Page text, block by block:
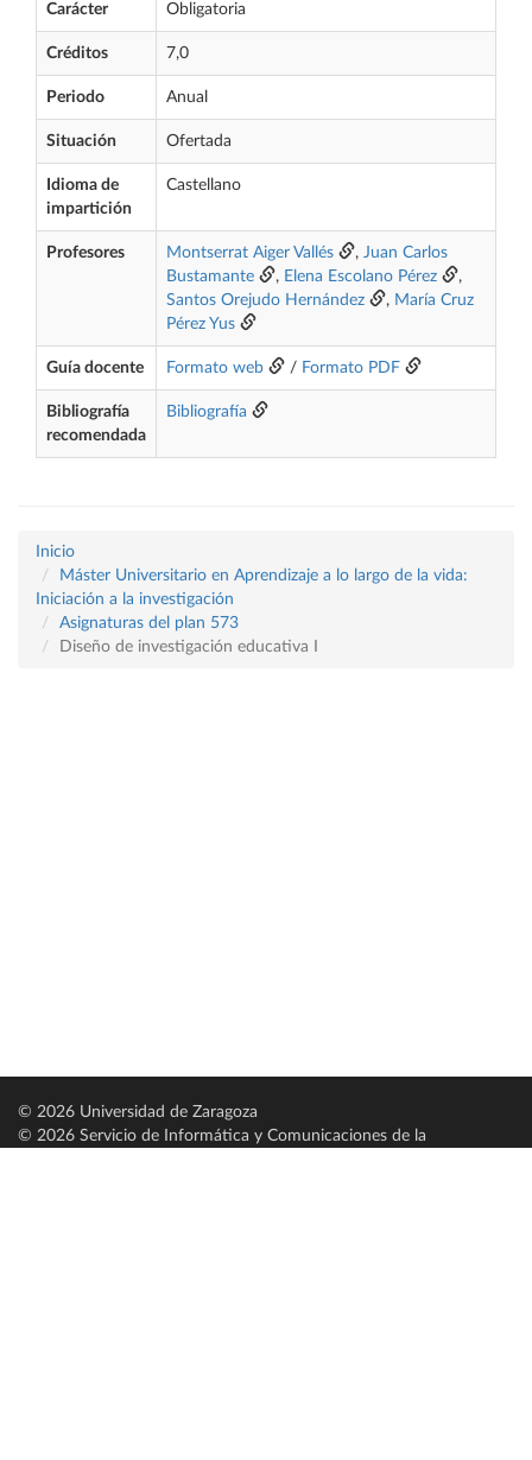
Carácter Obligatoria
Créditos 7,0
Periodo Anual
Situación Ofertada
Idioma de
impartición
Castellano
Profesores Montserrat Aiger Vallés , Juan Carlos
Bustamante
, Elena Escolano Pérez
,
Santos Orejudo Hernández
, María Cruz
Pérez Yus
Guía docente Formato web / Formato PDF
Bibliografía
recomendada
Bibliografía
Inicio
Máster Universitario en Aprendizaje a lo largo de la vida:
Iniciación a la investigación
Asignaturas del plan 573
Diseño de investigación educativa I
© 2026 Universidad de Zaragoza
© 2026 Servicio de Informática y Comunicaciones de la